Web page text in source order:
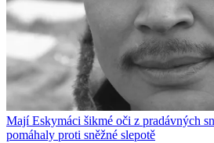
Mají Eskymáci šikmé oči z pradávných
pomáhaly proti sněžné slepotě